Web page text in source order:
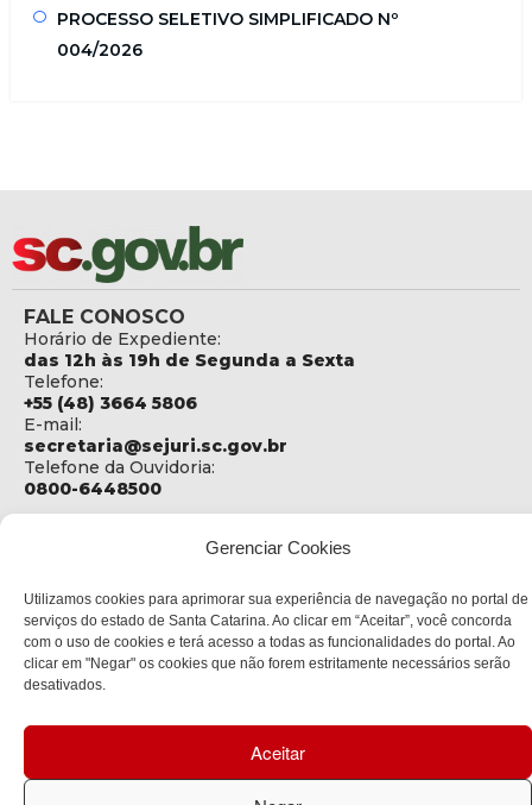
Gerenciar Cookies
Utilizamos cookies para aprimorar sua experiência de navegação no portal de
serviços do estado de Santa Catarina. Ao clicar em “Aceitar”, você concorda
com o uso de cookies e terá acesso a todas as funcionalidades do portal. Ao
clicar em "Negar" os cookies que não forem estritamente necessários serão
desativados.
Aceitar
PROCESSO SELETIVO SIMPLIFICADO Nº
004/2026
FALE CONOSCO
Horário de Expediente:
das 12h às 19h de Segunda a Sexta
Telefone:
+55 (48) 3664 5806
E-mail:
secretaria@sejuri.sc.gov.br
Telefone da Ouvidoria:
0800-6448500
SEJURI - Secretaria de Estado de Justiça e Reintegração
Rua Fúlvio Aducci, 1214 - Loja 06
Bairro:
Estreito - Florianópolis - SC
CEP: